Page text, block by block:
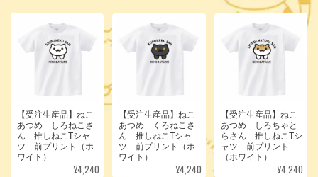
【受注生産品】ねこ
あつめ しろねこさ
ん 推しねこTシャ
ツ 前プリント（ホ
ワイト）
¥4,240
【受注生産品】ねこ
あつめ くろねこさ
ん 推しねこTシャ
ツ 前プリント（ホ
ワイト）
¥4,240
【受注生産品】ねこ
あつめ しろちゃと
らさん 推しねこTシ
ャツ 前プリント
（ホワイト）
¥4,240